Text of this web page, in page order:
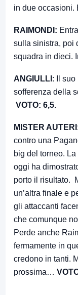
in due occasioni.
RAIMONDI:
sulla sinistra, poi
squadra in dieci.
ANGIULLI : Il
sofferenza della
VOTO: 6,5.
MISTER AUTERI
contro una
big del torneo.
oggi ha
porto il risultato.
un’altra finale e
gli attaccanti
che comunque
Perde anche
fermamente in
credono in tanti.
prossima…